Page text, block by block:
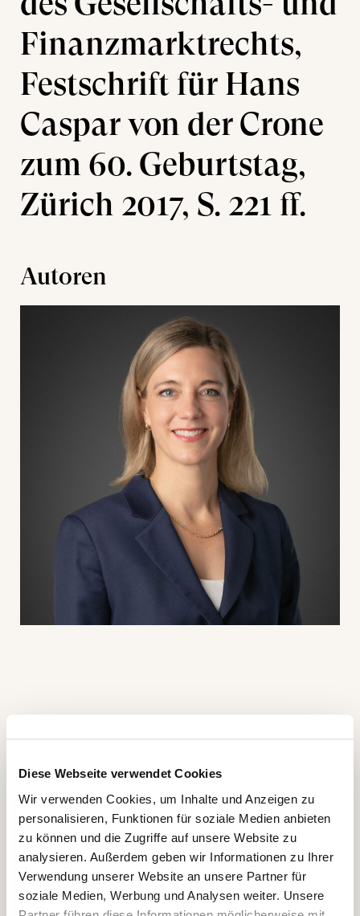
Diese Webseite verwendet Cookies
Wir verwenden Cookies, um Inhalte und Anzeigen zu
personalisieren, Funktionen für soziale Medien anbieten
zu können und die Zugriffe auf unsere Website zu
analysieren. Außerdem geben wir Informationen zu Ihrer
Verwendung unserer Website an unsere Partner für
soziale Medien, Werbung und Analysen weiter. Unsere
Finanzmarktrechts,
Festschrift für Hans
Caspar von der Crone
zum 60. Geburtstag,
Zürich 2017, S. 221 ff.
Autoren
Weitere Artikel
13.07.2026
NEWS
Bundesverwaltungsgericht hebt